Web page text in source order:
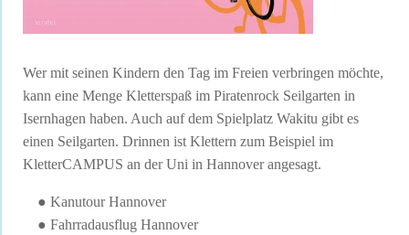
Wer mit seinen Kindern den Tag im Freien verbringen möchte,
kann eine Menge Kletterspaß im Piratenrock Seilgarten in
Isernhagen haben. Auch auf dem Spielplatz Wakitu gibt es
einen Seilgarten. Drinnen ist Klettern zum Beispiel im
KletterCAMPUS an der Uni in Hannover angesagt.
● Kanutour Hannover
● Fahrradausflug Hannover